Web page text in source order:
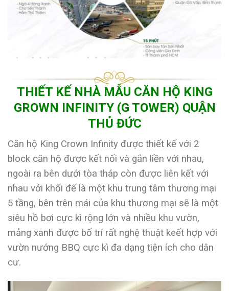
THIẾT KẾ NHÀ MẪU CĂN HỘ KING
GROWN INFINITY (G TOWER) QUẬN
THỦ ĐỨC
Căn hộ King Crown Infinity được thiết kế với 2
block căn hộ được kết nối và gắn liền với nhau,
ngoài ra bên dưới tòa tháp còn được liên kết với
nhau với khối đế là một khu trung tâm thương mại
5 tầng, bên trên mái của khu thương mại sẽ là một
siêu hồ bơi cực kì rộng lớn và nhiều khu vườn,
mảng xanh được bố trí rất nghệ thuật keết hợp với
vườn nướng BBQ cực kì đa dạng tiện ích cho dân
cư.